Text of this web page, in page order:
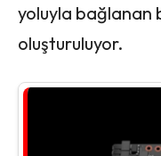
yoluyla bağlanan
oluşturuluyor.